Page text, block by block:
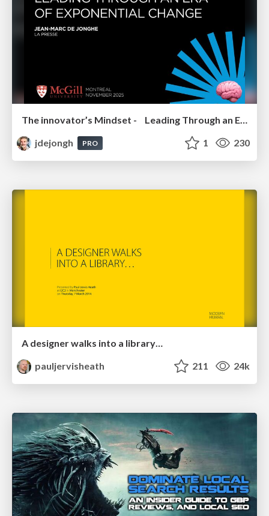
jdejongh
PRO 1 230
A designer walks into a library…
pauljervisheath
211 24k